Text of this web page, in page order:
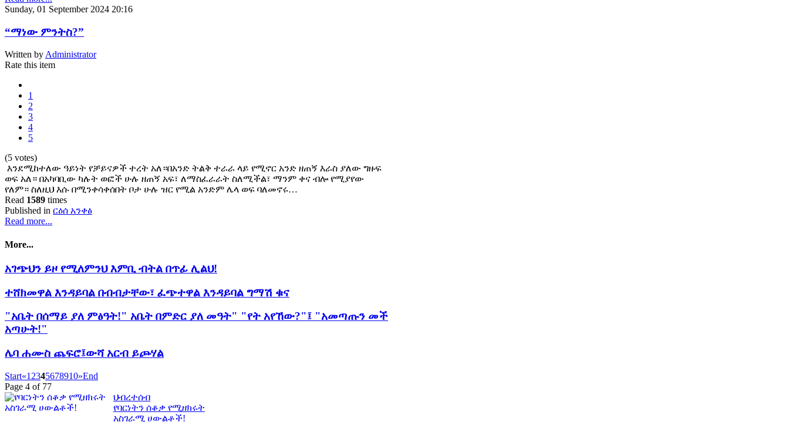
Sunday, 01 September 2024 20:16
“ማነው ምንትስ?”
Written byAdministrator
Rate this item
1
2
3
4
5
(5 votes)
እንደሚከተለው ዓይነት የቻይናዎች ተረት አለ።በአንድ ትልቅ ተራራ ላይ የሚኖር አንድ ዘጠኝ እራስ ያለው ግዙፍ
ወፍ አለ። በአካባቢው ካሉት ወፎች ሁሉ ዘጠኝ አፍ፣ ለማስፈራራት ስለሚችል፣ ማንም ቀና ብሎ የሚያየው
የለም። ስለዚህ እሱ በሚንቀሳቀሰበት ቦታ ሁሉ ዝር የሚል አንድም ሌላ ወፍ ባለመኖሩ…
Read 1589 times
Published in ርዕሰ አንቀፅ
Read more...
More...
አገጭህን ይዞ የሚለምንህ እምቢ ብትል በጥፊ ሊልህ!
ተሸክመዋል እንዳይባል በብብታቸው፣ ፈጭተዋል እንዳይባል ግማሽ ቁና
"አቤት በሰማይ ያለ ምፅዓት!" አቤት በምድር ያለ መዓት" "የት አየኸው?"፤ "አመጣጡን መች
አጣሁት!"
ሌባ ሐሙስ ጨፍሮ፤ውሻ አርብ ይጮሃል
Start«1 2345678910»End
Page 4 of 77
ህብረተሰብ
የባርነትን ሰቆቃ የሚዘክሩት
አስገራሚ ሀውልቶች!